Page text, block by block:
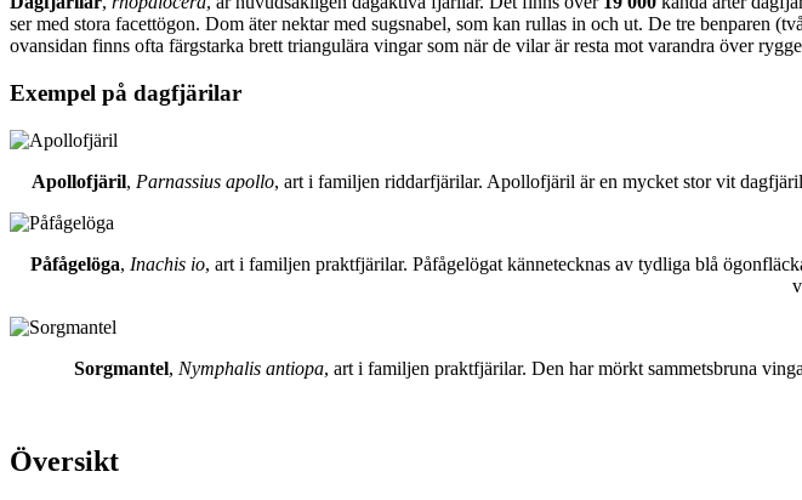
ser med stora facettögon. Dom äter nektar med sugsnabel, som kan rullas in och ut. De tre benparen
ovansidan finns ofta färgstarka brett triangulära vingar som när de vilar är resta mot varandra över
Exempel på dagfjärilar
Apollofjäril, Parnassius apollo, art i familjen riddarfjärilar. Apollofjäril är en mycket stor vit
Påfågelöga, Inachis io, art i familjen praktfjärilar. Påfågelögat kännetecknas av tydliga blå
Sorgmantel, Nymphalis antiopa, art i familjen praktfjärilar. Den har mörkt sammetsbruna
Översikt